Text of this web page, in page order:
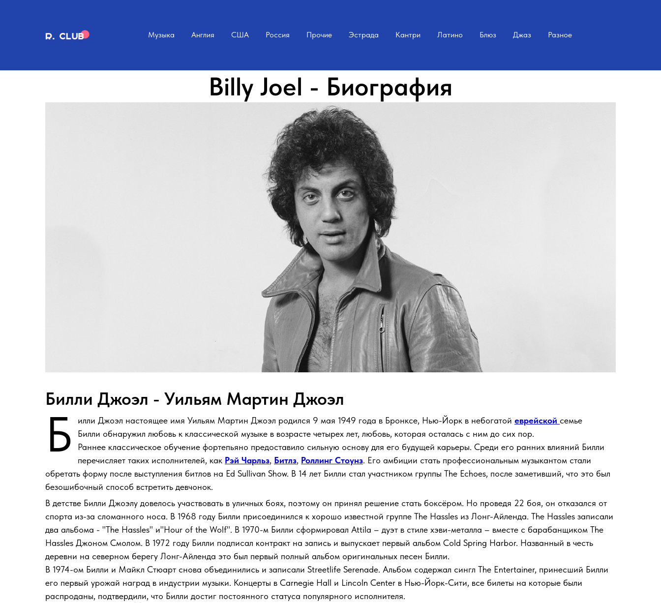
Музыка Англия США Россия Прочие Эстрада Кантри Латино Блюз Джаз Разное
Billy Joel - Биография
Билли Джоэл - Уильям Мартин Джоэл
Б илли Джоэл настоящее имя Уильям Мартин Джоэл родился 9 мая 1949 года в Бронксе, Нью-Йорк в небогатой еврейской семье
Билли обнаружил любовь к классической музыке в возрасте четырех лет, любовь, которая осталась с ним до сих пор.
Раннее классическое обучение фортепьяно предоставило сильную основу для его будущей карьеры. Среди его ранних влияний Билли
перечисляет таких исполнителей, как Рэй Чарльз, Битлз, Роллинг Стоунз. Его амбиции стать профессиональным музыкантом стали
обретать форму после выступления битлов на Ed Sullivan Show. В 14 лет Билли стал участником группы The Echoes, после заметивший, что это был
безошибочный способ встретить девчонок.
В детстве Билли Джоэлу довелось участвовать в уличных боях, поэтому он принял решение стать боксёром. Но проведя 22 боя, он отказался от
спорта из-за сломанного носа. В 1968 году Билли присоединился к хорошо известной группе The Hassles из Лонг-Айленда. The Hassles записали
два альбома - "The Hassles" и"Hour of the Wolf". В 1970-м Билли сформировал Attila – дуэт в стиле хэви-металла – вместе с барабанщиком The
Hassles Джоном Смолом. В 1972 году Билли подписал контракт на запись и выпускает первый альбом Cold Spring Harbor. Названный в честь
деревни на северном берегу Лонг-Айленда это был первый полный альбом оригинальных песен Билли.
В 1974-ом Билли и Майкл Стюарт снова объединились и записали Streetlife Serenade. Альбом содержал сингл The Entertainer, принесший Билли
его первый урожай наград в индустрии музыки. Концерты в Carnegie Hall и Lincoln Center в Нью-Йорк-Сити, все билеты на которые были
распроданы, подтвердили, что Билли достиг постоянного статуса популярного исполнителя.